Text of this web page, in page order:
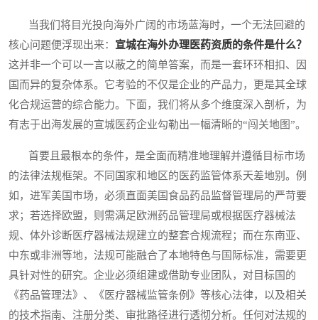
当我们将目光投向海外广阔的市场蓝海时，一个无法回避的
核心问题便浮现出来： 宣城在海外办理医药资质的条件是什么？
这并非一个可以一言以蔽之的简单答案，而是一套环环相扣、因
国而异的复杂体系。它考验的不仅是企业的产品力，更是其全球
化合规运营的综合能力。下面，我们将从多个维度深入剖析，为
有志于出海发展的宣城医药企业勾勒出一幅清晰的“闯关地图”。
首要且最根本的条件，是全面而精准地理解并遵循目标市场
的法律法规框架。不同国家和地区的医药监管体系天差地别。例
如，进军美国市场，必须直面美国食品药品监督管理局的严苛要
求；若选择欧盟，则需满足欧洲药品管理局或根据医疗器械法
规、体外诊断医疗器械法规建立的整套合规流程；而在东南亚、
中东或非洲等地，法规可能融合了本地特色与国际标准，需要更
具针对性的研究。企业必须组建或借助专业团队，对目标国的
《药品管理法》、《医疗器械监管条例》等核心法律，以及相关
的技术指南、注册分类、审批路径进行透彻分析。任何对法规的